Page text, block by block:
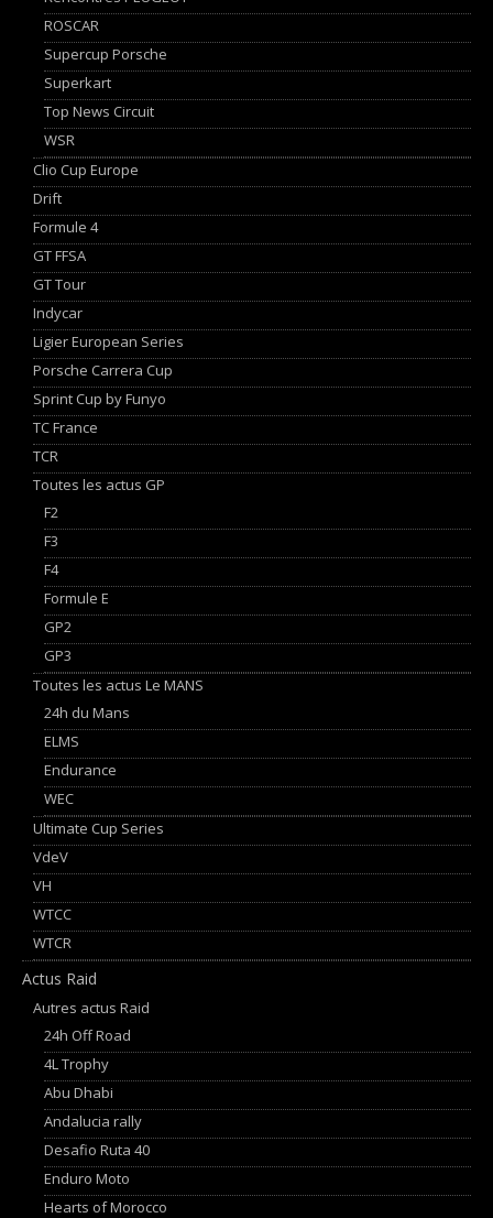
ROSCAR
Supercup Porsche
Superkart
Top News Circuit
WSR
Clio Cup Europe
Drift
Formule 4
GT FFSA
GT Tour
Indycar
Ligier European Series
Porsche Carrera Cup
Sprint Cup by Funyo
TC France
TCR
Toutes les actus GP
F2
F3
F4
Formule E
GP2
GP3
Toutes les actus Le MANS
24h du Mans
ELMS
Endurance
WEC
Ultimate Cup Series
VdeV
VH
WTCC
WTCR
Actus Raid
Autres actus Raid
24h Off Road
4L Trophy
Abu Dhabi
Andalucia rally
Desafio Ruta 40
Enduro Moto
Hearts of Morocco